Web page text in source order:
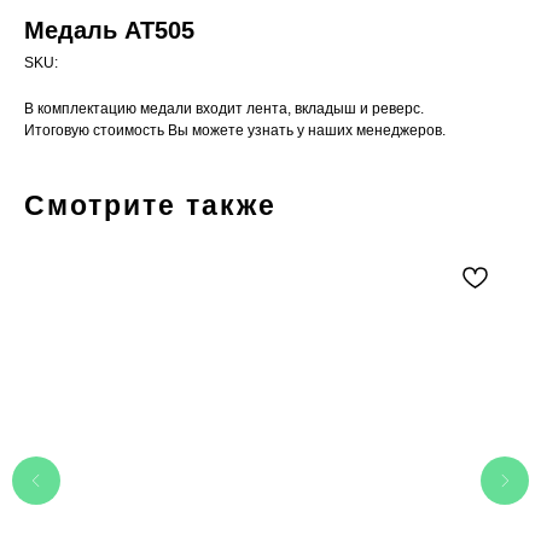
Медаль АТ505
SKU:
В комплектацию медали входит лента, вкладыш и реверс.
Итоговую стоимость Вы можете узнать у наших менеджеров.
Смотрите также